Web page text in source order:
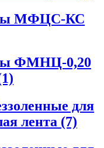
МФЦС-КС
ФМНЦ-0,20
для
лента (7)